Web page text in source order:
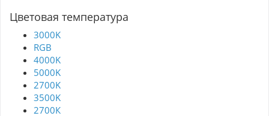
Цветовая температура
3000K
RGB
4000K
5000K
2700K
3500K
2700К